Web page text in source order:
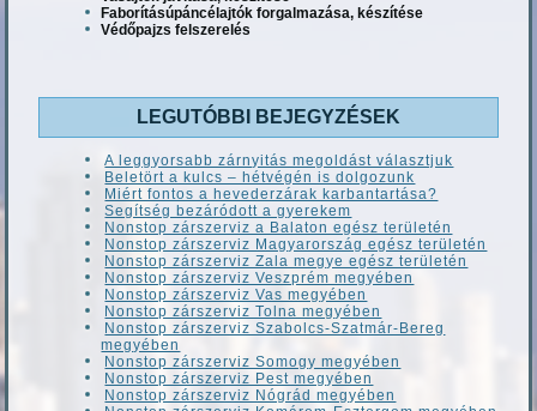
Faborításúpáncélajtók forgalmazása, készítése
Védőpajzs felszerelés
LEGUTÓBBI BEJEGYZÉSEK
A leggyorsabb zárnyitás megoldást választjuk
Beletört a kulcs – hétvégén is dolgozunk
Miért fontos a hevederzárak karbantartása?
Segítség bezáródott a gyerekem
Nonstop zárszerviz a Balaton egész területén
Nonstop zárszerviz Magyarország egész területén
Nonstop zárszerviz Zala megye egész területén
Nonstop zárszerviz Veszprém megyében
Nonstop zárszerviz Vas megyében
Nonstop zárszerviz Tolna megyében
Nonstop zárszerviz Szabolcs-Szatmár-Bereg
megyében
Nonstop zárszerviz Somogy megyében
Nonstop zárszerviz Pest megyében
Nonstop zárszerviz Nógrád megyében